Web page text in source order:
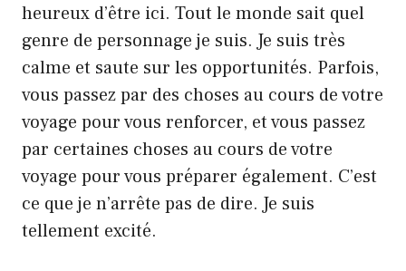
heureux d’être ici. Tout le monde sait quel
genre de personnage je suis. Je suis très
calme et saute sur les opportunités. Parfois,
vous passez par des choses au cours de votre
voyage pour vous renforcer, et vous passez
par certaines choses au cours de votre
voyage pour vous préparer également. C’est
ce que je n’arrête pas de dire. Je suis
tellement excité.